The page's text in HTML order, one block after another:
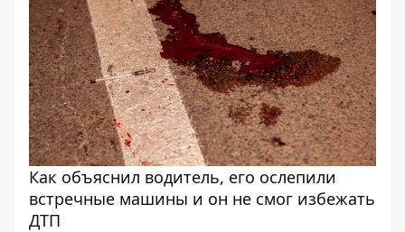
Как объяснил водитель, его ослепили
встречные машины и он не смог избежать
ДТП